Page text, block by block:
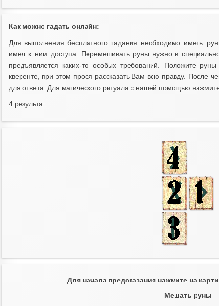
Как можно гадать онлайн:
Для выполнения бесплатного гадания необходимо иметь
имел к ним доступа. Перемешивать руны нужно в
предъявляется каких-то особых требований. Положите
кверенте, при этом прося рассказать Вам всю правду. После
для ответа. Для магического ритуала с нашей помощью
4 результат.
Для начала предсказания нажмите на
Мешать руны